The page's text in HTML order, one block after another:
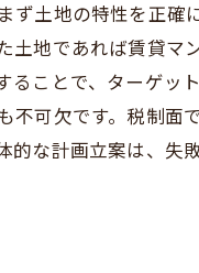
ず土地の特性を正
土地であれば賃貸
ることで、ターゲッ
不可欠です。税制
的な計画立案は、